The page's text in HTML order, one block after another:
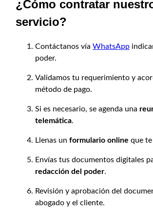
¿Cómo contratar
servicio?
Contáctanos vía WhatsApp
poder.
Validamos tu requerimiento y
método de pago.
Si es necesario, se agenda una
telemática.
Llenas un formulario online que te
Envías tus documentos digitales
redacción del poder.
Revisión y aprobación del
abogado y el cliente.